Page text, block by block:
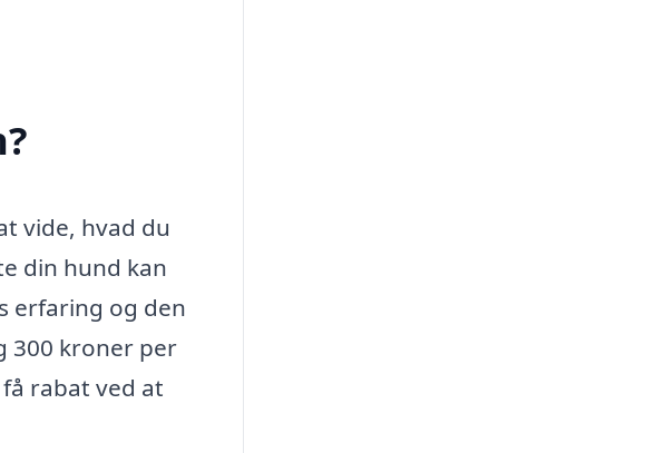
vide, hvad du
din hund kan
erfaring og den
300 kroner per
rabat ved at